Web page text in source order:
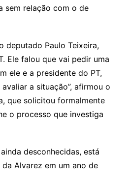
sem relação com o de
deputado Paulo Teixeira,
Ele falou que vai pedir uma
ele e a presidente do PT,
a situação”, afirmou o
que solicitou formalmente
o processo que investiga
desconhecidas, está
Alvarez em um ano de